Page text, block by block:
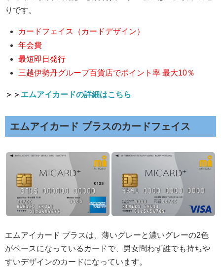
りです。
カードフェイス（カードデザイン）
年会費
最短即日発行
三越伊勢丹グループ百貨店でポイント率 最大10％
＞＞ エムアイカードの詳細はこちら
エムアイカード プラスのカードフェイス
エムアイカード プラスは、薄いグレーと濃いグレーの2色
がベースになっているカードで、男女問わず誰でも持ちや
すいデザインのカードになっています。